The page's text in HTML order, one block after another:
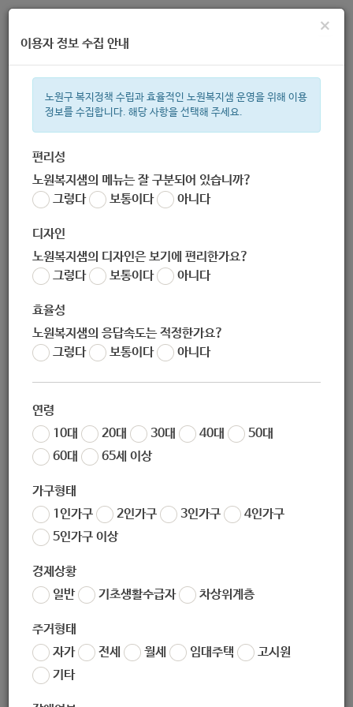
주간 인기검색어
한눈으로 보는 복지 정보
×
이용자 정보 수집 안내
노원구 복지정책 수립과 효율적인 노원복지샘 운영을 위해 이용
정보를 수집합니다. 해당 사항을 선택해 주세요.
편리성
노원복지샘의 메뉴는 잘 구분되어 있습니까?
그렇다
보통이다 아니다
디자인
노원복지샘의 디자인은 보기에 편리한가요?
그렇다
보통이다 아니다
효율성
노원복지샘의 응답속도는 적정한가요?
그렇다
보통이다 아니다
연령
10대
20대 30대 40대
50대
60대
65세 이상
가구형태
1인가구
2인가구 3인가구
4인가구
5인가구 이상
경제상황
일반
기초생활수급자 차상위계층
주거형태
자가
전세 월세 임대주택
고시원
기타
[마을공동체과] 『노원 의료복지 안심주택 입주자』 연중 모집
노원 복지샘
작성일 2020-11-20 11:08
좋아요0 싫어요
목록보기